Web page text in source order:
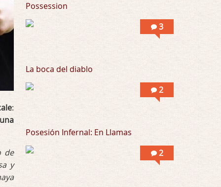
:
de
y
Posesión Infernal: En Llamas
Por: Skalope
Possession
3
La boca del diablo
2
Posesión Infernal: En Llamas
2